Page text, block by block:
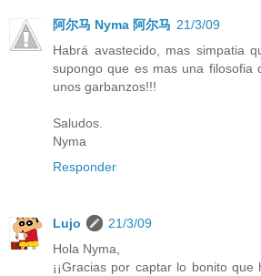
阿尔马 Nyma 阿尔马 21/3/09
Habrá avastecido, mas simpatia
supongo que es mas una filosofia
unos garbanzos!!!
Saludos.
Nyma
Responder
Lujo
21/3/09
Hola Nyma,
¡¡Gracias por captar lo bonito